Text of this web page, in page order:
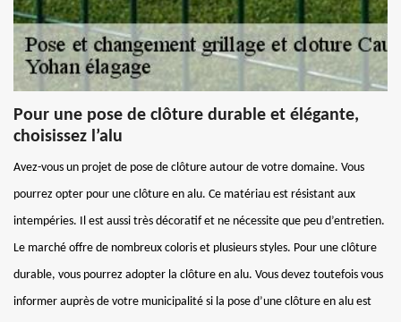
Pour une pose de clôture durable et élégante,
choisissez l’alu
Avez-vous un projet de pose de clôture autour de votre domaine. Vous
pourrez opter pour une clôture en alu. Ce matériau est résistant aux
intempéries. Il est aussi très décoratif et ne nécessite que peu d’entretien.
Le marché offre de nombreux coloris et plusieurs styles. Pour une clôture
durable, vous pourrez adopter la clôture en alu. Vous devez toutefois vous
informer auprès de votre municipalité si la pose d’une clôture en alu est